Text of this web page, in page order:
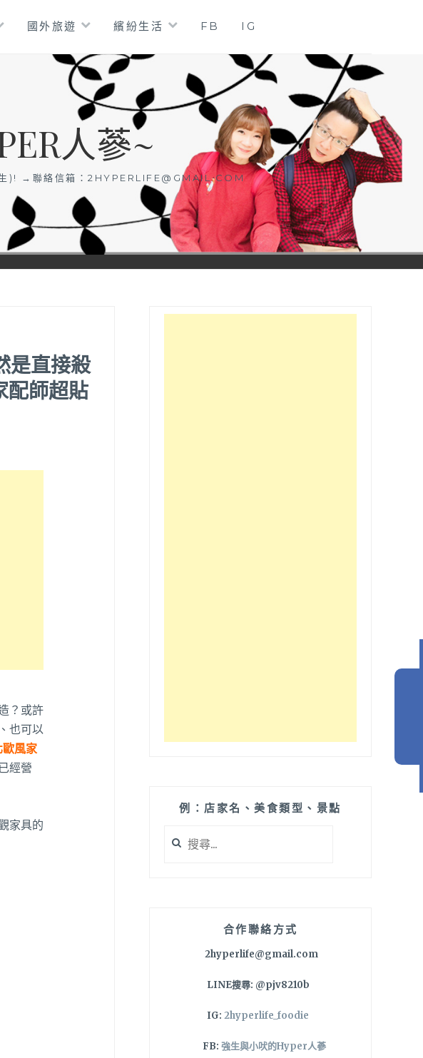
國外旅遊 繽紛生活 FB IG
人蔘~
)! →聯絡信箱： 2HYPERLIFE@GMAIL.COM
是直接殺
配師超貼
？或許
也可以
風家
經營
家具的
例：店家名、美食類型、景點
尋
合作聯絡方式
2hyperlife@gmail.com
LINE搜尋: @pjv8210b
IG: 2hyperlife_foodie
FB: 強生與小吠的Hyper人蔘